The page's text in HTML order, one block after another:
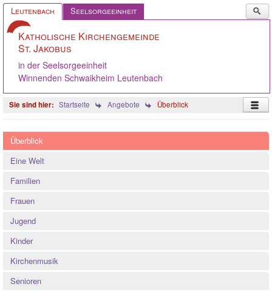
Leutenbach Seelsorgeeinheit
...
Katholische Kirchengemeinde
St. Jakobus
in der Seelsorgeeinheit
Winnenden Schwaikheim Leutenbach
Startseite Angebote Überblick
Pastoralteam
Gelebter Glaube
Ökumene
Quintessenz
Überblick
Eine Welt
Familien
Frauen
Jugend
Kinder
Kirchenmusik
Senioren